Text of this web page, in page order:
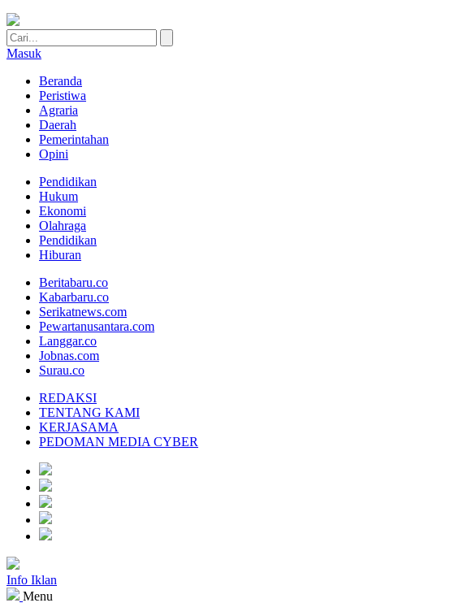
Masuk
Beranda
Peristiwa
Agraria
Daerah
Pemerintahan
Opini
Pendidikan
Hukum
Ekonomi
Olahraga
Pendidikan
Hiburan
Beritabaru.co
Kabarbaru.co
Serikatnews.com
Pewartanusantara.com
Langgar.co
Jobnas.com
Surau.co
REDAKSI
TENTANG KAMI
KERJASAMA
PEDOMAN MEDIA CYBER
Info Iklan
Menu